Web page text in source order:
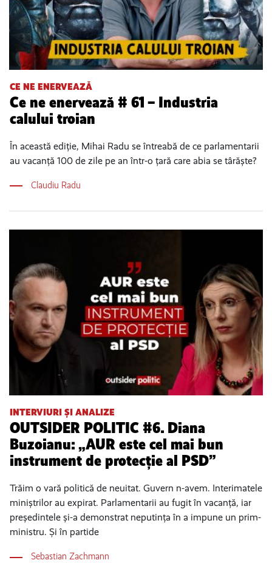
CE NE ENERVEAZĂ
Ce ne enervează # 61 – Industria
calului troian
În această ediție, Mihai Radu se întreabă de ce parlamentarii
au vacanță 100 de zile pe an într-o țară care abia se târăște?
Claudiu Radu
INTERVIURI ȘI ANALIZE
OUTSIDER POLITIC #6. Diana
Buzoianu: „AUR este cel mai bun
instrument de protecție al PSD”
Trăim o vară politică de neuitat. Guvern n-avem. Interimatele
miniștrilor au expirat. Parlamentarii au fugit în vacanță, iar
președintele și-a demonstrat neputința în a impune un prim-
ministru. Și în partide
Sebastian Zachmann